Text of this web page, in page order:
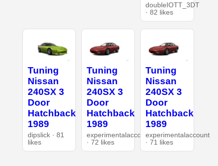
doubleIOTT_3DT
· 82 likes
Tuning
Nissan
240SX 3
Door
Hatchback
1989
dipslick · 81
likes
Tuning
Nissan
240SX 3
Door
Hatchback
1989
experimentalaccount
· 72 likes
Tuning
Nissan
240SX 3
Door
Hatchback
1989
experimentalaccount
· 71 likes